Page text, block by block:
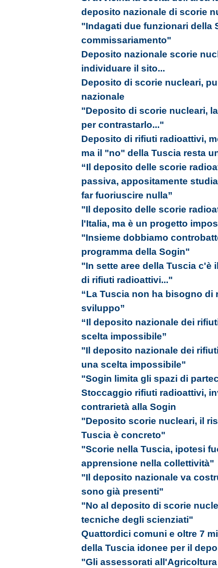
deposito nazionale di scorie
"Indagati due funzionari della
commissariamento"
Deposito nazionale scorie
individuare il sito...
Deposito di scorie nucleari,
nazionale
"Deposito di scorie nucleari,
per contrastarlo..."
Deposito di rifiuti radioattivi,
ma il "no" della Tuscia resta
“Il deposito delle scorie
passiva, appositamente
far fuoriuscire nulla”
"Il deposito delle scorie
l'Italia, ma è un progetto
"Insieme dobbiamo
programma della Sogin"
"In sette aree della Tuscia
di rifiuti radioattivi..."
“La Tuscia non ha bisogno di
sviluppo”
“Il deposito nazionale dei
scelta impossibile”
"Il deposito nazionale dei
una scelta impossibile"
"Sogin limita gli spazi di
Stoccaggio rifiuti radioattivi,
contrarietà alla Sogin
"Deposito scorie nucleari, il
Tuscia è concreto"
"Scorie nella Tuscia, ipotesi
apprensione nella collettività"
"Il deposito nazionale va
sono già presenti"
"No al deposito di scorie
tecniche degli scienziati"
Quattordici comuni e oltre 7
della Tuscia idonee per il
"Gli assessorati